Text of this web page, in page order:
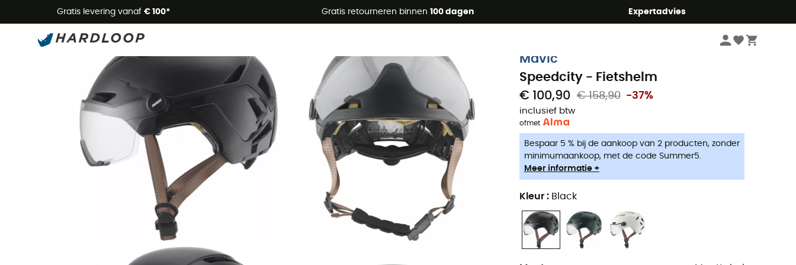
Gratis levering vanaf € 100* Gratis retourneren binnen 100 dagen Expertadvies
Zomeraanbiedingen 🔥 -5% EXTRA vanaf 2 producten* met code Summer5
Mavic
Speedcity - Fietshelm
€ 100,90 € 158,90 -37%
inclusief btw
ofmet
Bespaar 5 % bij de aankoop van 2 producten, zonder
minimumaankoop, met de code Summer5.
Meer informatie +
Kleur : Black